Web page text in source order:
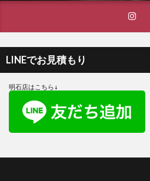
LINEでお見積もり
明石店はこちら↓